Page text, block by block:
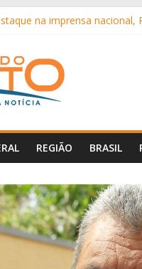
na imprensa nacional,
perde R$ 18,5 mil em
apreende mais de 6
REGIÃO BRASIL